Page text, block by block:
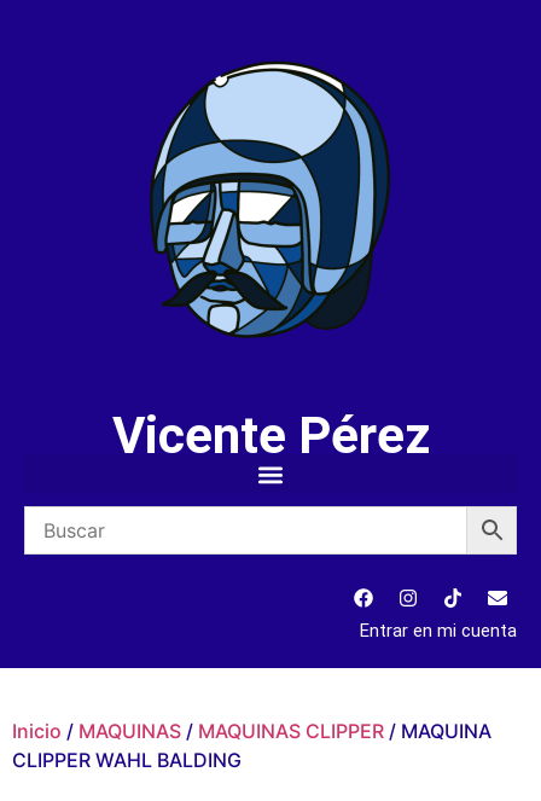
Vicente Pérez
Entrar en mi cuenta
Inicio / MAQUINAS / MAQUINAS CLIPPER / MAQUINA
CLIPPER WAHL BALDING